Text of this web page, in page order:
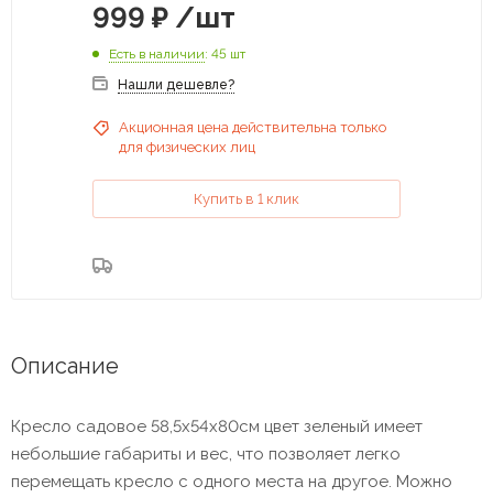
999 ₽ /шт
Есть в наличии: 45 шт
Нашли дешевле?
Акционная цена действительна только
для физических лиц
Купить в 1 клик
Описание
Кресло садовое 58,5х54х80см цвет зеленый имеет
небольшие габариты и вес, что позволяет легко
перемещать кресло с одного места на другое. Можно